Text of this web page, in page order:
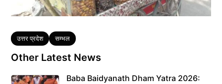
Tags
उत्तर प्रदेश सम्भल
Other Latest News
Baba Baidyanath Dham Yatra 2026: